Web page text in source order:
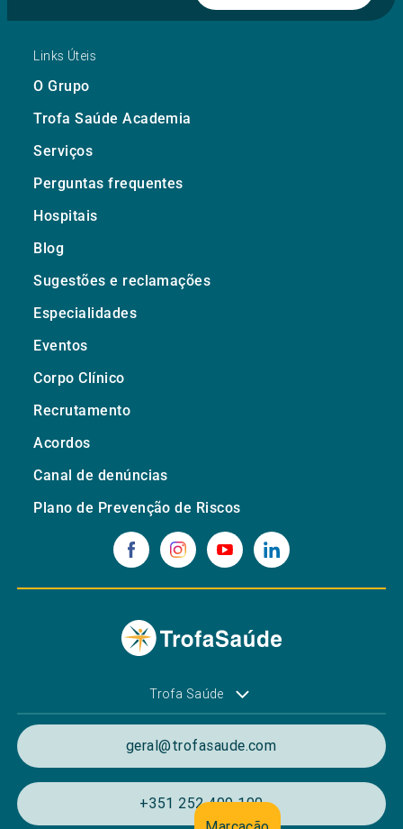
Links Úteis
O Grupo
Trofa Saúde Academia
Serviços
Perguntas frequentes
Hospitais
Blog
Sugestões e reclamações
Especialidades
Eventos
Corpo Clínico
Recrutamento
Acordos
Canal de denúncias
Plano de Prevenção de Riscos
Trofa Saúde
geral@trofasaude.com
+351 252 409 100